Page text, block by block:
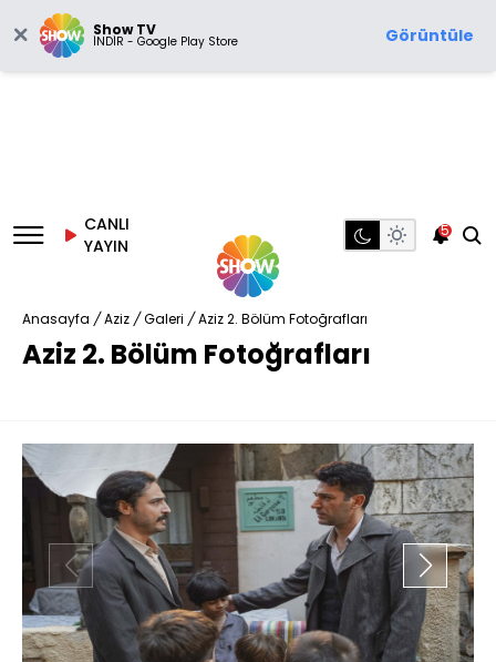
Show TV
İNDİR - Google Play Store Görüntüle
CANLI
YAYIN
5
Anasayfa / Aziz / Galeri / Aziz 2. Bölüm Fotoğrafları
Aziz 2. Bölüm Fotoğrafları